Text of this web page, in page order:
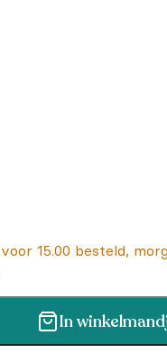
voor 15.00 besteld,
In